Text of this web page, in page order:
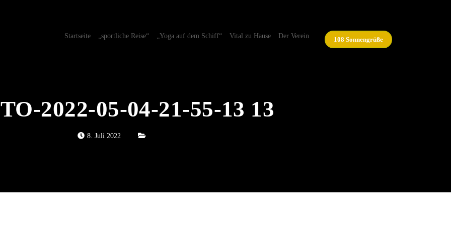
Startseite „sportliche Reise“ „Yoga auf dem Schiff“ Vital zu Hause Der Verein 108 Sonnengrüße
2022-05-04-21-55-13 13
8. Juli 2022